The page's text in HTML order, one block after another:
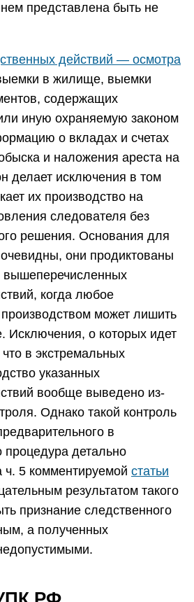
представлена быть не
действий — осмотра
в жилище, выемки
содержащих
иную охраняемую законом
о вкладах и счетах
и наложения ареста на
делает исключения в том
их производство на
следователя без
решения. Основания для
они продиктованы
вышеперечисленных
когда любое
может лишить
Исключения, о которых идет
в экстремальных
указанных
вообще выведено из-
Однако такой контроль
в
детально
ч. 5 комментируемой статьи
результатом такого
признание следственного
а полученных